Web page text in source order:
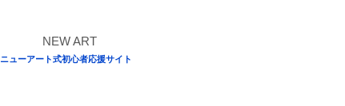
ニューアート式初心者応援サイト